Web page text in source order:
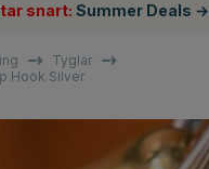
snart: Summer Deals →
Tyglar
Hook Silver